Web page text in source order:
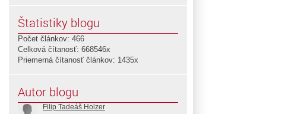
Štatistiky blogu
Počet článkov: 466
Celková čítanosť: 668546x
Priemerná čítanosť článkov: 1435x
Autor blogu
Filip Tadeáš Holzer